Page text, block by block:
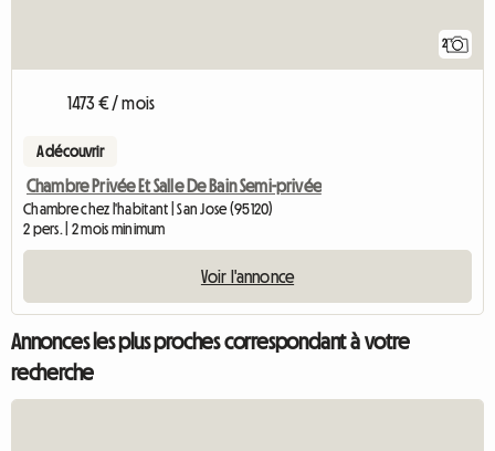
2
1473 € / mois
A découvrir
Chambre Privée Et Salle De Bain Semi-privée
Chambre chez l'habitant | San Jose (95120)
2 pers. | 2 mois minimum
Voir l'annonce
Annonces les plus proches correspondant à votre
recherche